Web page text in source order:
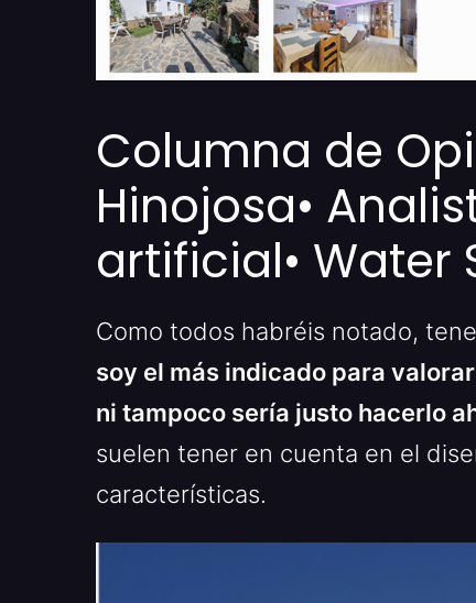
Columna de
Hinojosa•
artificial• Water
Como todos habréis notado,
soy el más indicado para
ni tampoco sería justo hacerlo
suelen tener en cuenta en el
características.